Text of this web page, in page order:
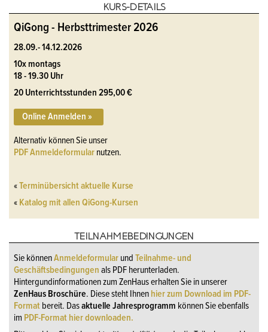
KURS-DETAILS
QiGong - Herbsttrimester 2026
28.09.- 14.12.2026
10x montags
18 - 19.30 Uhr
20 Unterrichtsstunden 295,00 €
Online Anmelden »
Alternativ können Sie unser
PDF Anmeldeformularnutzen.
«Terminübersicht aktuelle Kurse
«Katalog mit allen QiGong-Kursen
TEILNAHMEBEDINGUNGEN
Sie könnenAnmeldeformularundTeilnahme- und
Geschäftsbedingungenals PDF herunterladen.
Hintergundinformationen zum ZenHaus erhalten Sie in unserer
ZenHaus Broschüre. Diese steht Ihnenhier zum Download im PDF-
Formatbereit. Dasaktuelle Jahresprogramm können Sie ebenfalls
im PDF-Format hier downloaden.